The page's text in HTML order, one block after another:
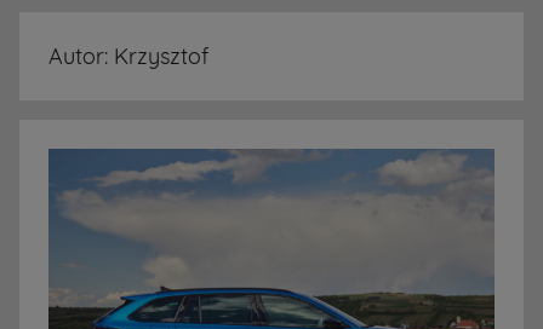
Autor: Krzysztof